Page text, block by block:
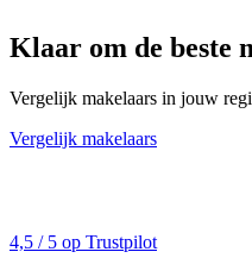
Klaar om de beste
Vergelijk makelaars in jouw
Vergelijk makelaars
4,5 / 5 op Trustpilot